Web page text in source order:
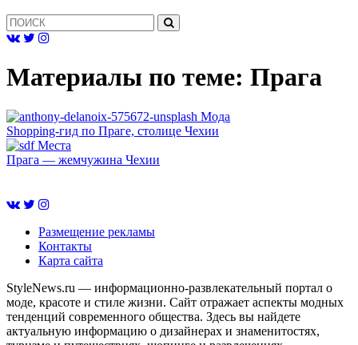
Материалы по теме: Прага
Мода
Shopping-гид по Праге, столице Чехии
Mеста
Прага — жемчужина Чехии
Размещение рекламы
Контакты
Карта сайта
StyleNews.ru — информационно-развлекательный портал о
моде, красоте и стиле жизни. Сайт отражает аспекты модных
тенденций современного общества. Здесь вы найдете
актуальную информацию о дизайнерах и знаменитостях,